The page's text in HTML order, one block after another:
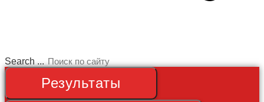
Search ...
Результаты